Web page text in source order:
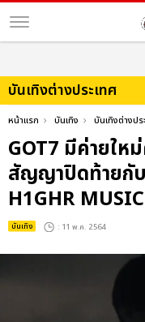
บันเทิงต่างประเทศ
หน้าแรก บันเทิง บันเทิงต่างปร
GOT7 มีค่ายให
สัญญาปิดท้ายกั
H1GHR MUSIC
บันเทิง : 11 พ.ค. 2564